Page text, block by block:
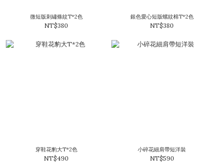
微短版刺繡條紋T*2色
NT$380
銀色愛心短版螺紋棉T*2色
NT$380
穿鞋花豹大T*2色
NT$490
小碎花細肩帶短洋裝
NT$590